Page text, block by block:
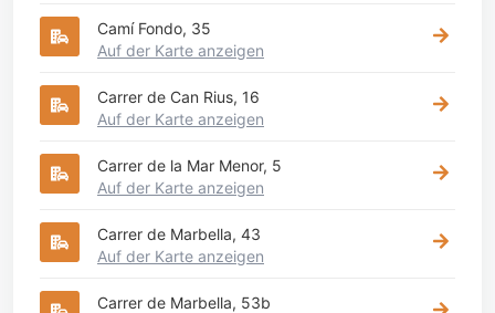
Camí Fondo, 35
Auf der Karte anzeigen
Carrer de Can Rius, 16
Auf der Karte anzeigen
Carrer de la Mar Menor, 5
Auf der Karte anzeigen
Carrer de Marbella, 43
Auf der Karte anzeigen
Carrer de Marbella, 53b